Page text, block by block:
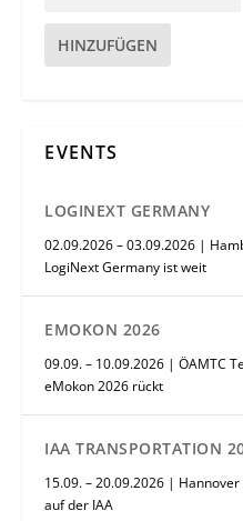
HINZUFÜGEN
EVENTS
LOGINEXT GERMANY
02.09.2026 – 03.09.2026 |
LogiNext Germany ist weit
EMOKON 2026
09.09. – 10.09.2026 | ÖAMTC
eMokon 2026 rückt
IAA TRANSPORTATION
15.09. – 20.09.2026 | Hannover
auf der IAA